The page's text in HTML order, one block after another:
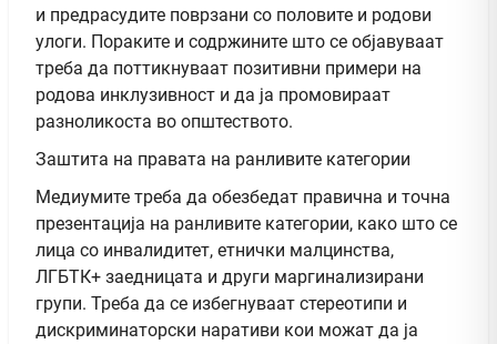
и предрасудите поврзани со половите и родови
улоги. Пораките и содржините што се објавуваат
треба да поттикнуваат позитивни примери на
родова инклузивност и да ја промовираат
разноликоста во општеството.
Заштита на правата на ранливите категории
Медиумите треба да обезбедат правична и точна
презентација на ранливите категории, како што се
лица со инвалидитет, етнички малцинства,
ЛГБТК+ заедницата и други маргинализирани
групи. Треба да се избегнуваат стереотипи и
дискриминаторски наративи кои можат да ја